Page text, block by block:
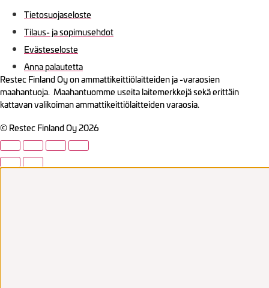
Tietosuojaseloste
Tilaus- ja sopimusehdot
Evästeseloste
Anna palautetta
Restec Finland Oy on ammattikeittiölaitteiden ja -varaosien
maahantuoja. Maahantuomme useita laitemerkkejä sekä erittäin
kattavan valikoiman ammattikeittiölaitteiden varaosia.
© Restec Finland Oy 2026